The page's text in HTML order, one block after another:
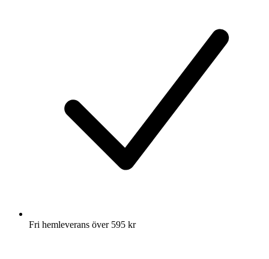
Fri hemleverans över 595 kr